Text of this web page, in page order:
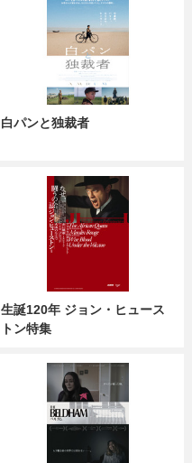
白パンと独裁者
生誕120年 ジョン・ヒュース
トン特集